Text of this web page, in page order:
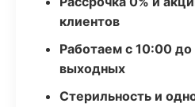
клиентов
Работаем с 10:00
выходных
Стерильность и